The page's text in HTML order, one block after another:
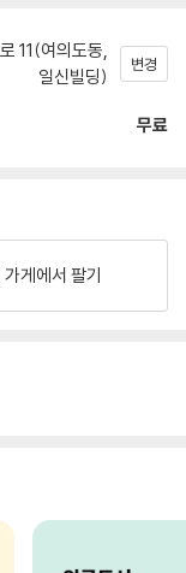
11(여의도동,
일신빌딩)
변경
무료
가게에서 팔기